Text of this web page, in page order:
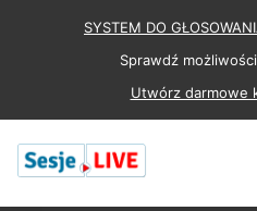
SYSTEM DO
Sprawdź
Utwórz darmowe